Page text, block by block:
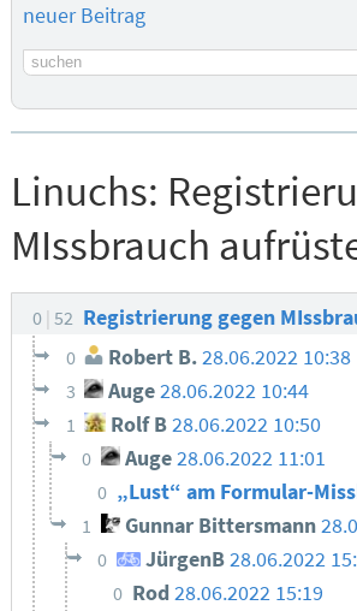
neuer Beitrag
Suchbegriff
Linuchs:
MIssbrauch
0 52 Registrierung gegen
0 Robert B.28.06.2022 10:38
3 Auge28.06.2022 10:44
1 Rolf B28.06.2022 10:50
0 Auge 28.06.2022 11:01
0 „Lust“ am Formular-
1 Gunnar Bittersmann
0 JürgenB28.06.2022
0 Rod28.06.2022 15:19